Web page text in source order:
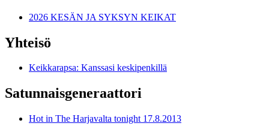
2026 KESÄN JA SYKSYN KEIKAT
Yhteisö
Keikkarapsa: Kanssasi keskipenkillä
Satunnais­generaattori
Hot in The Harjavalta tonight 17.8.2013